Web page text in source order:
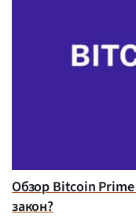
Обзор Bitcoin
закон?